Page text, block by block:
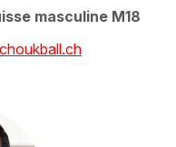
masculine M18